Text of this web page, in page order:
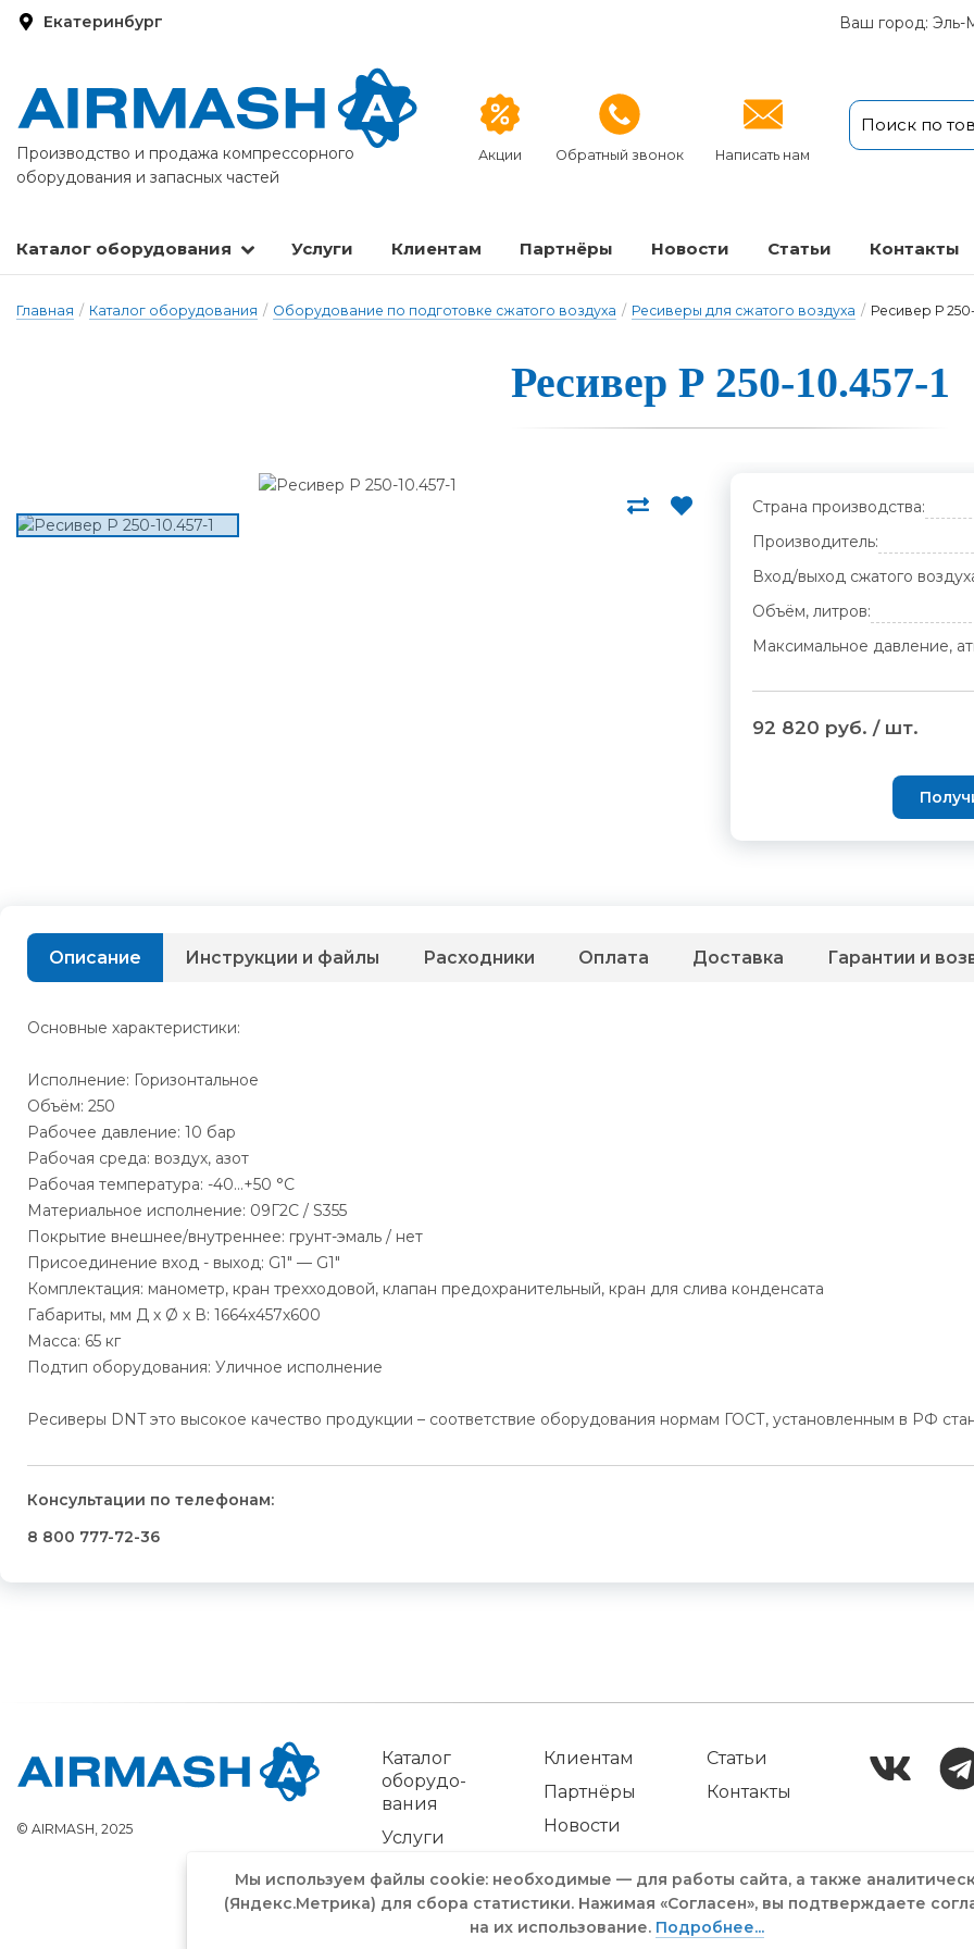
Екатеринбург Ваш город: Эль-
Производство и продажа компрессорного
оборудования и запасных частей
Акции Обратный звонок Написать нам
Каталог оборудования Услуги Клиентам Партнёры Новости Статьи Кон­так­ты
Главная / Каталог оборудования / Оборудование по подготовке сжатого воздуха / Ресиверы для сжатого воздуха / Ресивер Р 250-
Ресивер Р 250-10.457-1
Страна производства:
Производитель:
Вход/выход сжатого
Объём, литров:
Максимальное давление,
92 820 руб. / шт.
Описание
Основные характеристики:
Исполнение: Горизонтальное
Объём: 250
Рабочее давление: 10 бар
Рабочая среда: воздух, азот
Рабочая температура: -40…+50 °С
Материальное исполнение: 09Г2С / S355
Покрытие внешнее/внутреннее: грунт-эмаль / нет
Присоединение вход - выход: G1" — G1"
Комплектация: манометр, кран трехходовой, клапан предохранительный, кран для слива конденсата
Габариты, мм Д х Ø х В: 1664х457х600
Масса: 65 кг
Подтип оборудования: Уличное исполнение
Ресиверы DNT это высокое качество продукции – соответствие оборудования нормам ГОСТ, установленным в РФ
Инструкции и файлы Расходники Оплата Доставка Гарантии и
Консультации по телефонам:
8 800 777-72-36
© AIRMASH, 2025
Каталог
обо­рудо­
вания
Услуги
Клиентам
Партнёры
Новости
Статьи
Контакты
Мы используем файлы cookie: необходимые — для работы сайта, а также
(Яндекс.Метрика) для сбора статистики. Нажимая «Согласен», вы подтверждаете
на их использование. Подробнее...